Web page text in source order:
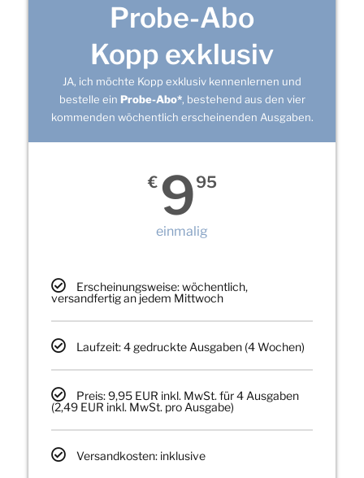
Probe-Abo
Kopp exklusiv
JA, ich möchte Kopp exklusiv kennenlernen und
bestelle ein Probe-Abo*, bestehend aus den vier
kommenden wöchentlich erscheinenden Ausgaben.
€ 995
einmalig
Erscheinungsweise: wöchentlich,
versandfertig an jedem Mittwoch
Laufzeit: 4 gedruckte Ausgaben (4 Wochen)
Preis: 9,95 EUR inkl. MwSt. für 4 Ausgaben
(2,49 EUR inkl. MwSt. pro Ausgabe)
Versandkosten: inklusive